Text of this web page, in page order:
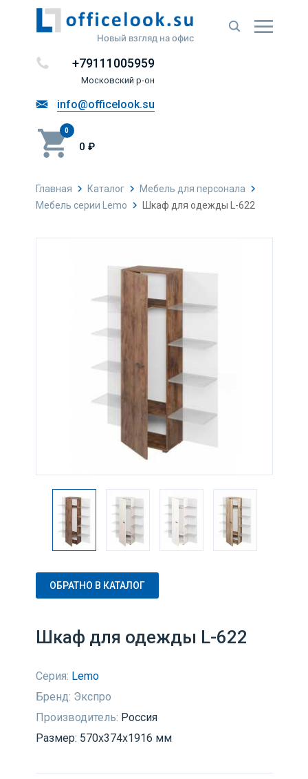
Новый взгляд на офис
+79111005959
Московский р-он
info@officelook.su
0
0 ₽
Главная Каталог
Мебель для персонала
Мебель серии Lemo
Шкаф для одежды L-622
ОБРАТНО В КАТАЛОГ
Шкаф для одежды L-622
Серия: Lemo
Бренд: Экспро
Производитель: Россия
Размер: 570х374х1916 мм